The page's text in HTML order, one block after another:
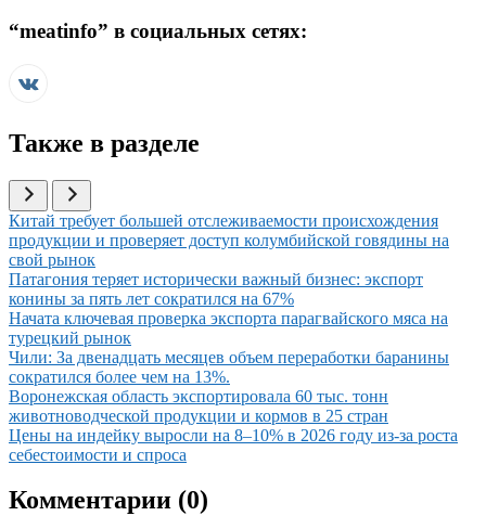
“meatinfo” в социальных сетях:
Также в разделе
Иллюстрация новости
Китай требует большей отслеживаемости происхождения
продукции и проверяет доступ колумбийской говядины на
свой рынок
Иллюстрация новости
Патагония теряет исторически важный бизнес: экспорт
конины за пять лет сократился на 67%
Иллюстрация новости
Начата ключевая проверка экспорта парагвайского мяса на
турецкий рынок
Иллюстрация новости
Чили: За двенадцать месяцев объем переработки баранины
сократился более чем на 13%.
Иллюстрация новости
Воронежская область экспортировала 60 тыс. тонн
животноводческой продукции и кормов в 25 стран
Иллюстрация новости
Цены на индейку выросли на 8–10% в 2026 году из-за роста
себестоимости и спроса
Комментарии (0)